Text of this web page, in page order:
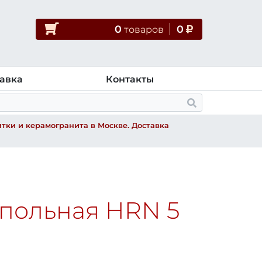
0 товаров 0
Контакты
и керамогранита в Москве. Доставка
HRN 5